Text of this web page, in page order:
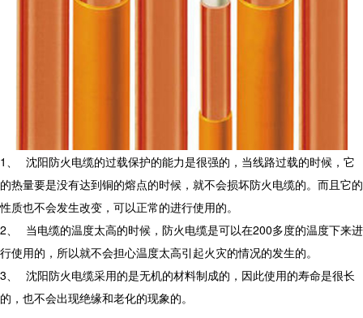
1、
沈阳防火电缆的过载保护的能力是很强的，当线路过载的时候，它
的热量要是没有达到铜的熔点的时候，就不会损坏防火电缆的。而且它的
性质也不会发生改变，可以正常的进行使用的。
2、
当电缆的温度太高的时候，防火电缆是可以在200多度的温度下来进
行使用的，所以就不会担心温度太高引起火灾的情况的发生的。
3、
沈阳防火电缆采用的是无机的材料制成的，因此使用的寿命是很长
的，也不会出现绝缘和老化的现象的。